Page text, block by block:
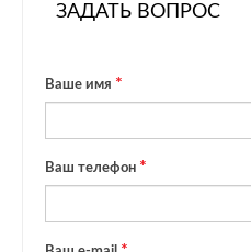
ЗАДАТЬ ВОПРОС
Ваше имя
Ваш телефон